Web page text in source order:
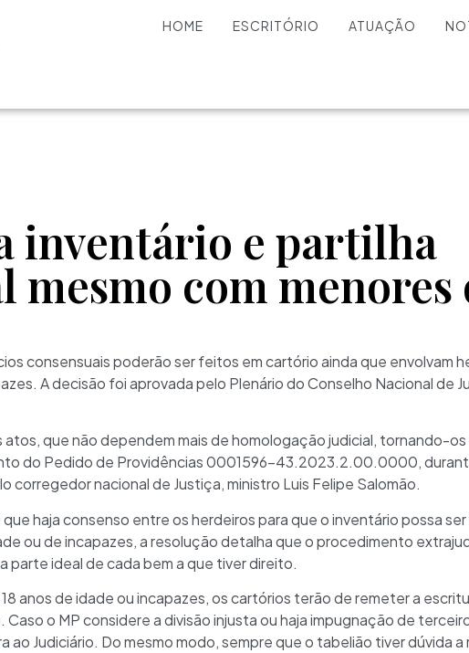
HOME ESCRITÓRIO ATUAÇÃO
inventário e partilha
com menores
consensuais poderão ser feitos em cartório ainda que envolvam
A decisão foi aprovada pelo Plenário do Conselho Nacional de
que não dependem mais de homologação judicial, tornando-os
do Pedido de Providências 0001596-43.2023.2.00.0000,
corregedor nacional de Justiça, ministro Luis Felipe Salomão.
haja consenso entre os herdeiros para que o inventário possa
ou de incapazes, a resolução detalha que o procedimento
parte ideal de cada bem a que tiver direito.
anos de idade ou incapazes, os cartórios terão de remeter a
o MP considere a divisão injusta ou haja impugnação de
ao Judiciário. Do mesmo modo, sempre que o tabelião tiver dúvida